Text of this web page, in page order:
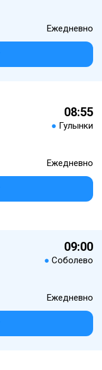
Ежедневно
08:55
● Гулынки
Ежедневно
09:00
● Соболево
Ежедневно